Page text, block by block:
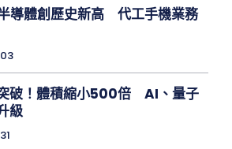
導體創歷史新高 代工手機業務
破！體積縮小500倍 AI、量子
級